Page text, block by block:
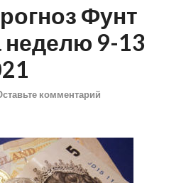
Фунт
9-13
комментарий